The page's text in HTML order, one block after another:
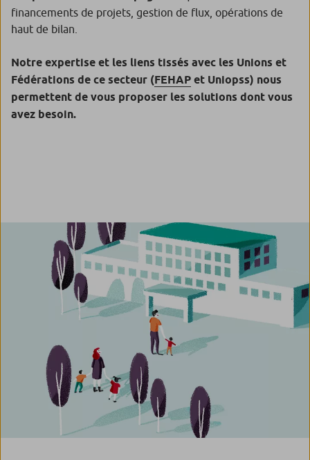
financements de projets, gestion de flux, opérations de
haut de bilan.
Notre expertise et les liens tissés avec les Unions et
Fédérations de ce secteur (FEHAP et Uniopss) nous
permettent de vous proposer les solutions dont vous
avez besoin.